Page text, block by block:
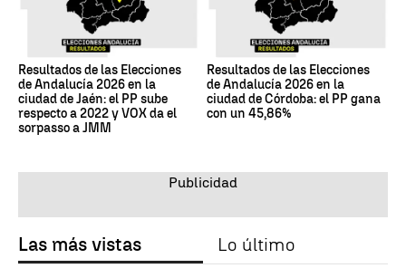
Resultados de las Elecciones
de Andalucía 2026 en la
ciudad de Jaén: el PP sube
respecto a 2022 y VOX da el
sorpasso a JMM
Resultados de las Elecciones
de Andalucía 2026 en la
ciudad de Córdoba: el PP gana
con un 45,86%
Las más vistas Lo último